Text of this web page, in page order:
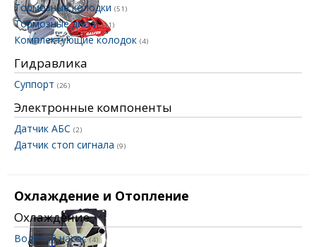
Тормозные колодки (51)
Тормозные диски(11)
Комплектующие колодок (4)
Гидравлика
Суппорт (26)
Электронные компоненты
Датчик АБС (2)
Датчик стоп сигнала (9)
Охлаждение и Отопление
Охлаждение
Водяной насос(4)